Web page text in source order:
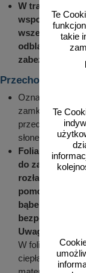
Te
takie
Te
W trakcie
wsporczych w
wszelkich
odblaskowych
zabezpieczeń
Przechowywanie
Oznakowanie
zamkniętych
przed
słonecznego.
Folia, w którą
do
rozładunku. W
pomocą:
bąbelkowych
bezpośrednio
Uwaga
W foliach
ciepła i wilgoci